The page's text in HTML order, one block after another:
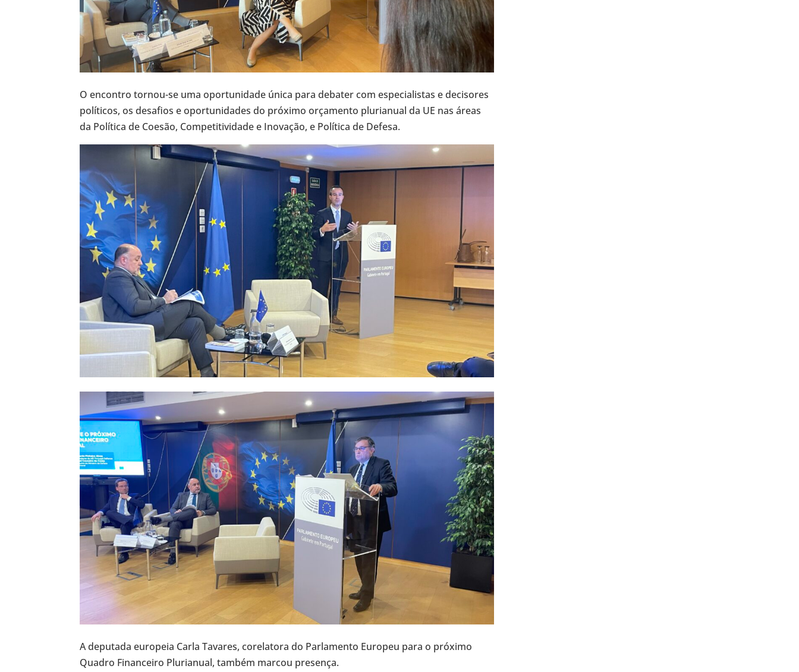
O encontro tornou-se uma oportunidade única para debater com especialistas e decisores
políticos, os desafios e oportunidades do próximo orçamento plurianual da UE nas áreas
da Política de Coesão, Competitividade e Inovação, e Política de Defesa.
A deputada europeia Carla Tavares, corelatora do Parlamento Europeu para o próximo
Quadro Financeiro Plurianual, também marcou presença.